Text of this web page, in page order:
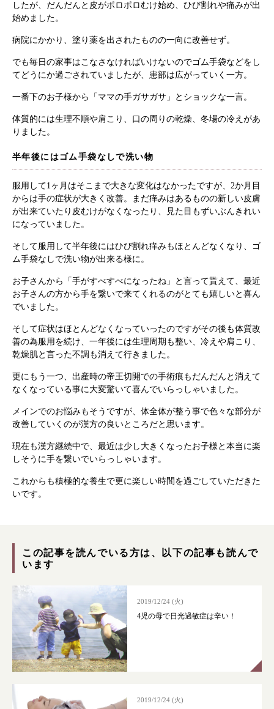
漢方みず堂とは
お知らせ
漢方を知る
したが、だんだんと皮がポロポロむけ始め、ひび割れや痛みが出
始めました。
病院にかかり、塗り薬を出されたものの一向に改善せず。
でも毎日の家事はこなさなければいけないのでゴム手袋などをし
てどうにか過ごされていましたが、患部は広がっていく一方。
一番下のお子様から「ママの手ガサガサ」とショックな一言。
体質的には生理不順や肩こり、口の周りの乾燥、冬場の冷えがあ
りました。
半年後にはゴム手袋なしで洗い物
服用して1ヶ月はそこまで大きな変化はなかったですが、2か月目
からは手の症状が大きく改善。まだ痒みはあるものの新しい皮膚
が出来ていたり皮むけがなくなったり、見た目もずいぶんきれい
になっていました。
そして服用して半年後にはひび割れ痒みもほとんどなくなり、ゴ
ム手袋なしで洗い物が出来る様に。
お子さんから「手がすべすべになったね」と言って貰えて、最近
お子さんの方から手を繋いで来てくれるのがとても嬉しいと喜ん
でいました。
そして症状はほとんどなくなっていったのですがその後も体質改
善の為服用を続け、一年後には生理周期も整い、冷えや肩こり、
乾燥肌と言った不調も消えて行きました。
更にもう一つ、出産時の帝王切開での手術痕もだんだんと消えて
なくなっている事に大変驚いて喜んでいらっしゃいました。
メインでのお悩みもそうですが、体全体が整う事で色々な部分が
改善していくのが漢方の良いところだと思います。
現在も漢方継続中で、最近は少し大きくなったお子様と本当に楽
しそうに手を繋いでいらっしゃいます。
これからも積極的な養生で更に楽しい時間を過ごしていただきた
いです。
この記事を読んでいる方は、以下の記事も読んで
います
2019/12/24 (火)
4児の母で日光過敏症は辛い！
2019/12/24 (火)